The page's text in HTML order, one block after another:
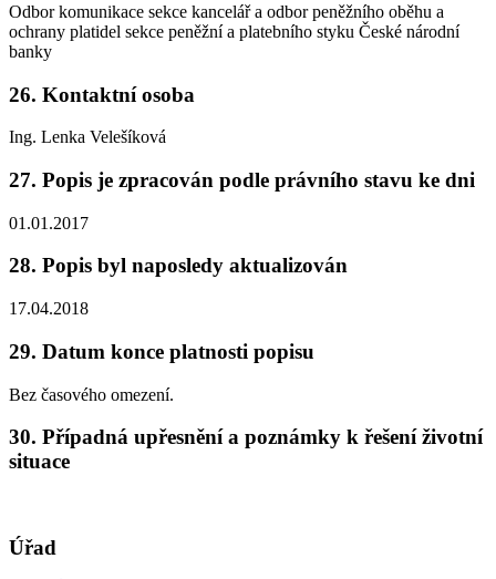
Odbor komunikace sekce kancelář a odbor peněžního oběhu a
ochrany platidel sekce peněžní a platebního styku České národní
banky
26. Kontaktní osoba
Ing. Lenka Velešíková
27. Popis je zpracován podle právního stavu ke dni
01.01.2017
28. Popis byl naposledy aktualizován
17.04.2018
29. Datum konce platnosti popisu
Bez časového omezení.
30. Případná upřesnění a poznámky k řešení životní
situace
Úřad